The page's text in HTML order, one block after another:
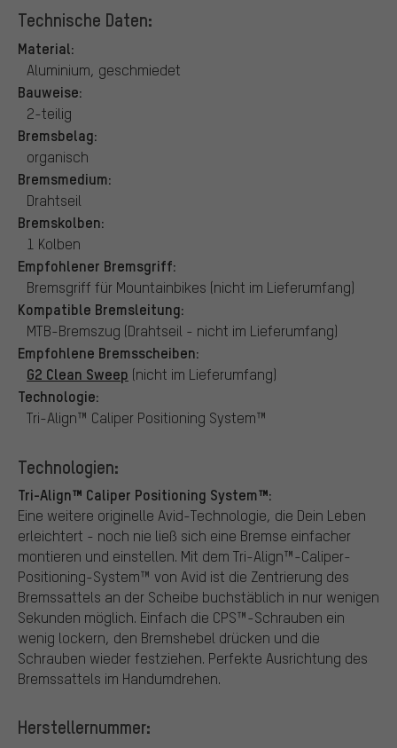
Technische Daten:
Material:
Aluminium, geschmiedet
Bauweise:
2-teilig
Bremsbelag:
organisch
Bremsmedium:
Drahtseil
Bremskolben:
1 Kolben
Empfohlener Bremsgriff:
Bremsgriff für Mountainbikes (nicht im Lieferumfang)
Kompatible Bremsleitung:
MTB-Bremszug (Drahtseil - nicht im Lieferumfang)
Empfohlene Bremsscheiben:
G2 Clean Sweep (nicht im Lieferumfang)
Technologie:
Tri-Align™ Caliper Positioning System™
Technologien:
Tri-Align™ Caliper Positioning System™:
Eine weitere originelle Avid-Technologie, die Dein Leben
erleichtert - noch nie ließ sich eine Bremse einfacher
montieren und einstellen. Mit dem Tri-Align™-Caliper-
Positioning-System™ von Avid ist die Zentrierung des
Bremssattels an der Scheibe buchstäblich in nur wenigen
Sekunden möglich. Einfach die CPS™-Schrauben ein
wenig lockern, den Bremshebel drücken und die
Schrauben wieder festziehen. Perfekte Ausrichtung des
Bremssattels im Handumdrehen.
Herstellernummer: